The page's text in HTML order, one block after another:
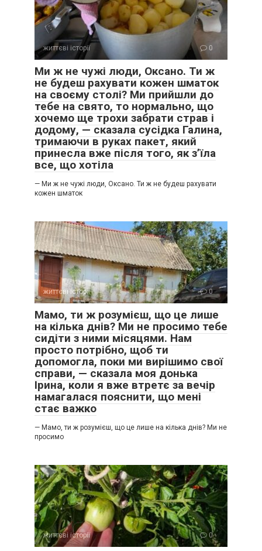
життєві історії 0
Ми ж не чужі люди, Оксано. Ти ж
не будеш рахувати кожен шматок
на своєму столі? Ми прийшли до
тебе на свято, то нормально, що
хочемо ще трохи забрати страв і
додому, — сказала сусідка Галина,
тримаючи в руках пакет, який
принесла вже після того, як з’їла
все, що хотіла
— Ми ж не чужі люди, Оксано. Ти ж не будеш рахувати
кожен шматок
життєві історії 0
Мамо, ти ж розумієш, що це лише
на кілька днів? Ми не просимо тебе
сидіти з ними місяцями. Нам
просто потрібно, щоб ти
допомогла, поки ми вирішимо свої
справи, — сказала моя донька
Ірина, коли я вже втретє за вечір
намагалася пояснити, що мені
стає важко
— Мамо, ти ж розумієш, що це лише на кілька днів? Ми не
просимо
життєві історії 0